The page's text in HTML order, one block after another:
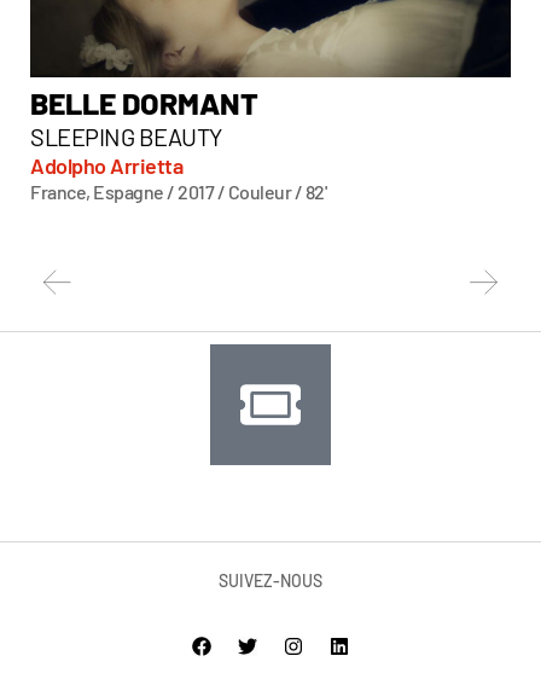
BELLE DORMANT
SLEEPING BEAUTY
Adolpho Arrietta
France, Espagne / 2017 / Couleur / 82'
SUIVEZ-NOUS